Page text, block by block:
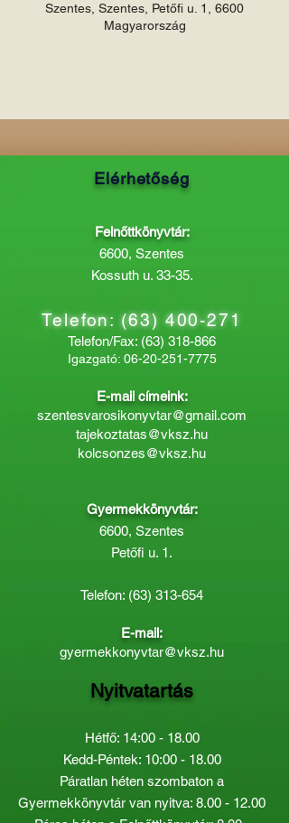
Szentes, Szentes, Petőfi u. 1, 6600
Magyarország
Elérhetőség
Felnőttkönyvtár:
6600, Szentes
Kossuth u. 33-35.
Telefon:(63) 400-271
Telefon/Fax: (63) 318-866
Igazgató: 06-20-251-7775
E-mail címeink:
szentesvarosikonyvtar@gmail.com
tajekoztatas@vksz.hu
kolcsonzes@vksz.hu
Gyermekkönyvtár:
6600, Szentes
Petőfi u. 1.
Telefon: (63) 313-654
E-mail:
gyermekkonyvtar@vksz.hu
Nyitvatartás
Hétfő: 14:00 - 18.00
Kedd-Péntek: 10:00 - 18.00
Páratlan héten szombaton a
Gyermekkönyvtár van nyitva: 8.00 - 12.00